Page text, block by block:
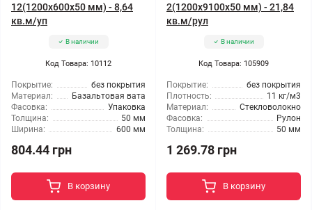
12(1200x600x50 мм) - 8,64
кв.м/уп
В наличии
Код Товара: 10112
Покрытие:
без покрытия
Материал:
Базальтовая вата
Фасовка:
Упаковка
Толщина:
50 мм
Ширина:
600 мм
804.44 грн
В корзину
2(1200x9100x50 мм) - 21,84
кв.м/рул
В наличии
Код Товара: 105909
Покрытие:
без покрытия
Плотность:
11 кг/м3
Материал:
Стекловолокно
Фасовка:
Рулон
Толщина:
50 мм
1 269.78 грн
В корзину